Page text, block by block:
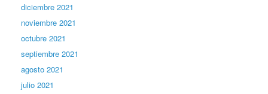
diciembre 2021
noviembre 2021
octubre 2021
septiembre 2021
agosto 2021
julio 2021